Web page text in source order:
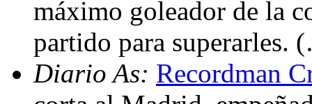
máximo goleador de la
partido para superarles.
Diario As: Recordman